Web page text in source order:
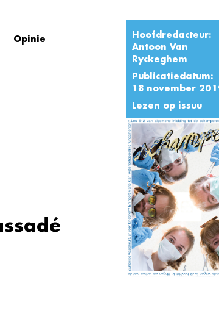
Hoofdredacteur:
Antoon Van
Ryckeghem
Publicatiedatum:
18 november
Lezen op issuu
Opinie